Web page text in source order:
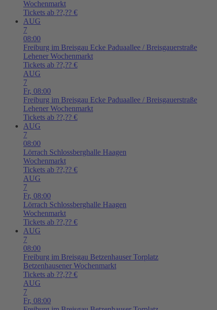
Wochenmarkt
Tickets ab ??,?? €
AUG
7
08:00
Freiburg im Breisgau Ecke Paduaallee / Breisgauerstraße
Lehener Wochenmarkt
Tickets ab ??,?? €
AUG
7
Fr, 08:00
Freiburg im Breisgau Ecke Paduaallee / Breisgauerstraße
Lehener Wochenmarkt
Tickets ab ??,?? €
AUG
7
08:00
Lörrach Schlossberghalle Haagen
Wochenmarkt
Tickets ab ??,?? €
AUG
7
Fr, 08:00
Lörrach Schlossberghalle Haagen
Wochenmarkt
Tickets ab ??,?? €
AUG
7
08:00
Freiburg im Breisgau Betzenhauser Torplatz
Betzenhausener Wochenmarkt
Tickets ab ??,?? €
AUG
7
Fr, 08:00